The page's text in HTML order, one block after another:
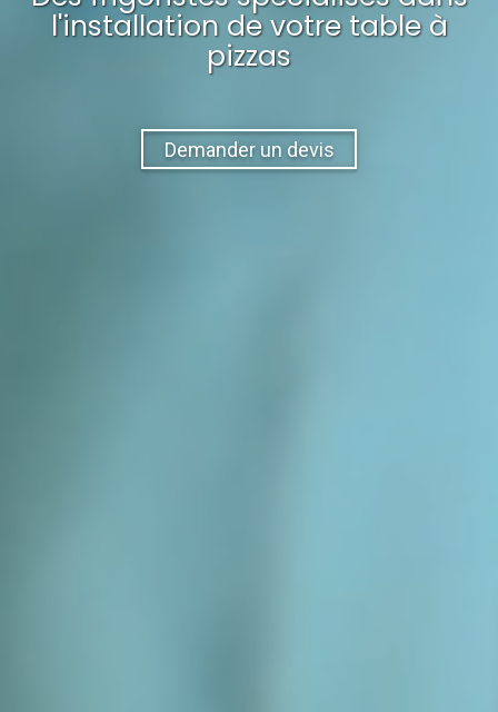
l'installationde votre table à
pizzas
Demander un devis